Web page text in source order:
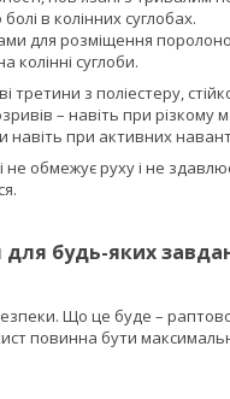
в колінних суглобах.
для розміщення
колінні суглоби.
з поліестеру,
– навіть при різкому
навіть при активних
обмежує руху і не
для будь-яких
Що це буде –
повинна бути